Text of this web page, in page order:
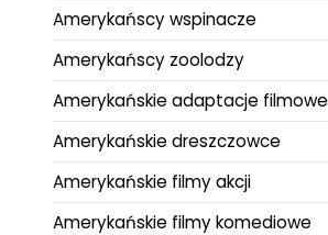
Amerykańscy wspinacze
Amerykańscy zoolodzy
Amerykańskie adaptacje filmowe
Amerykańskie dreszczowce
Amerykańskie filmy akcji
Amerykańskie filmy komediowe